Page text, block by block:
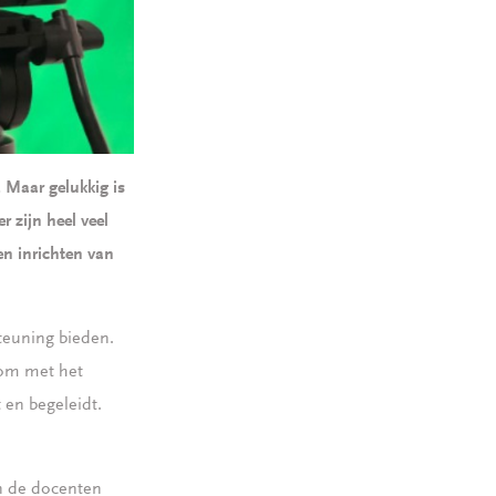
Maar gelukkig is
zijn heel veel
inrichten van
bieden.
met het
begeleidt.
de docenten